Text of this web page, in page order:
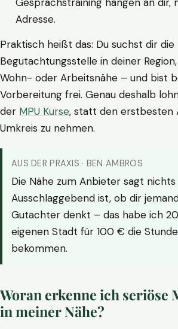
Adresse.
Praktisch heißt das: Du suchst dir die
Begutachtungsstelle in deiner
Wohn- oder Arbeitsnähe – und bist
Vorbereitung frei. Genau deshalb
der MPU Kurse, statt den erstbesten
Umkreis zu nehmen.
AUS DER PRAXIS · BEN AMBROS
Die Nähe zum Anbieter sagt
Ausschlaggebend ist, ob dir
Gutachter denkt – das habe ich
eigenen Stadt für 100 € die
bekommen.
Woran erkenne ich seriöse
in meiner Nähe?